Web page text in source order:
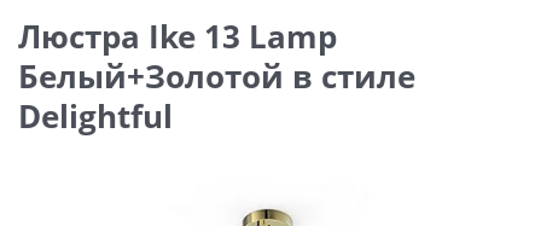
Люстра Ike 13 Lamp
Белый+Золотой в стиле
Delightful